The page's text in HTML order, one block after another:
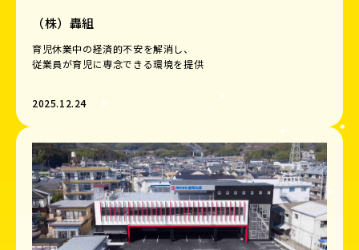
（株）轟組
育児休業中の経済的不安を解消し、
​​​​​​​従業員が育児に専念できる環境を提供
2025.12.24